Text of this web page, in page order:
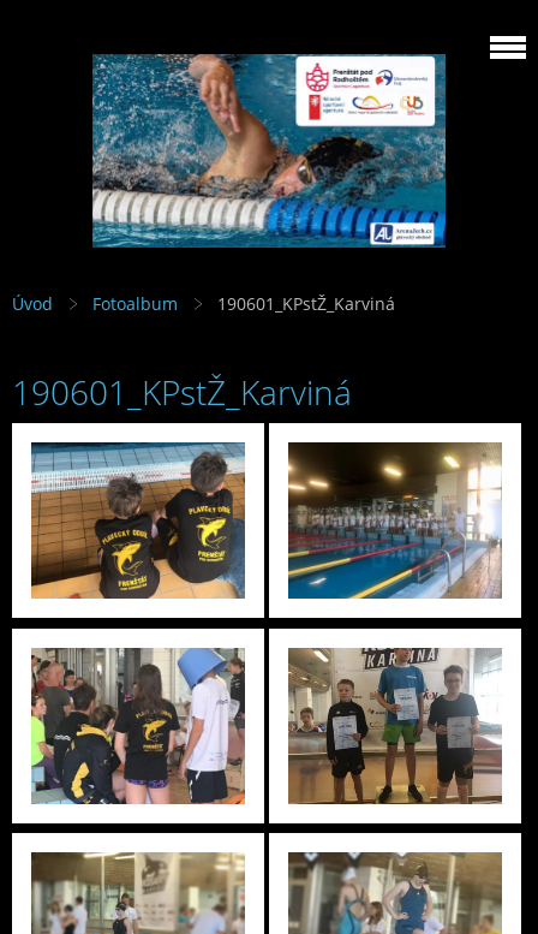
Úvod Fotoalbum 190601_KPstŽ_Karviná
190601_KPstŽ_Karviná